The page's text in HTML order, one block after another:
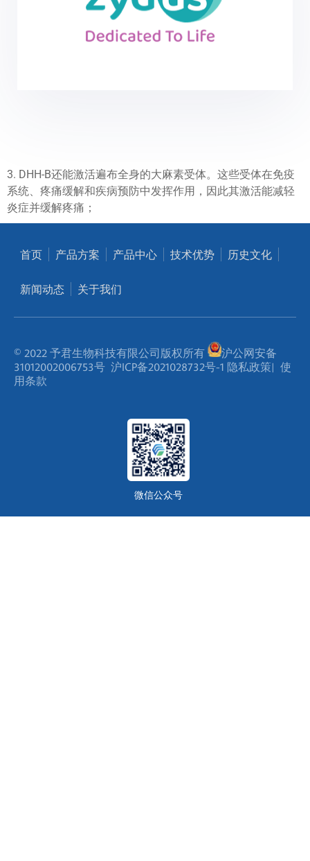
3. DHH-B还能激活遍布全身的大麻素受体。这些受体在免疫
系统、疼痛缓解和疾病预防中发挥作用，因此其激活能减轻
炎症并缓解疼痛；
首页 产品方案 产品中心 技术优势 历史文化
新闻动态 关于我们
© 2022 予君生物科技有限公司版权所有
沪公网安备
31012002006753号 沪ICP备2021028732号-1 隐私政策| 使
用条款
微信公众号